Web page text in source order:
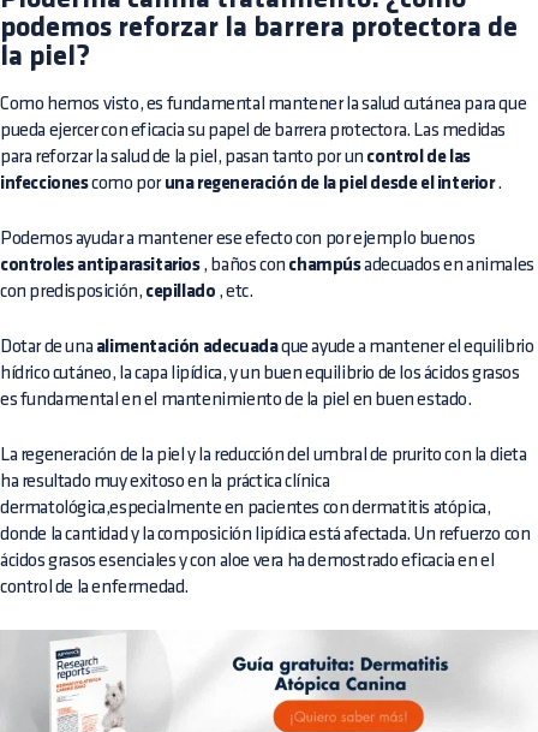
podemos reforzar la barrera protectora de
la piel?
Como hemos visto, es fundamental mantener la salud cutánea para que
pueda ejercer con eficacia su papel de barrera protectora. Las medidas
para reforzar la salud de la piel, pasan tanto por un control de las
infeccionescomo por una regeneración de la piel desde el interior.
Podemos ayudar a mantener ese efecto con por ejemplo buenos
controles antiparasitarios, baños con champúsadecuados en animales
con predisposición, cepillado , etc.
Dotar de una alimentación adecuadaque ayude a mantener el equilibrio
hídrico cutáneo, la capa lipídica, y un buen equilibrio de los ácidos grasos
es fundamental en el mantenimiento de la piel en buen estado.
La regeneración de la piel y la reducción del umbral de prurito con la dieta
ha resultado muy exitoso en la práctica clínica
dermatológica,especialmente en pacientes con dermatitis atópica,
donde la cantidad y la composición lipídica está afectada. Un refuerzo con
ácidos grasos esenciales y con aloe vera ha demostrado eficacia en el
control de la enfermedad.